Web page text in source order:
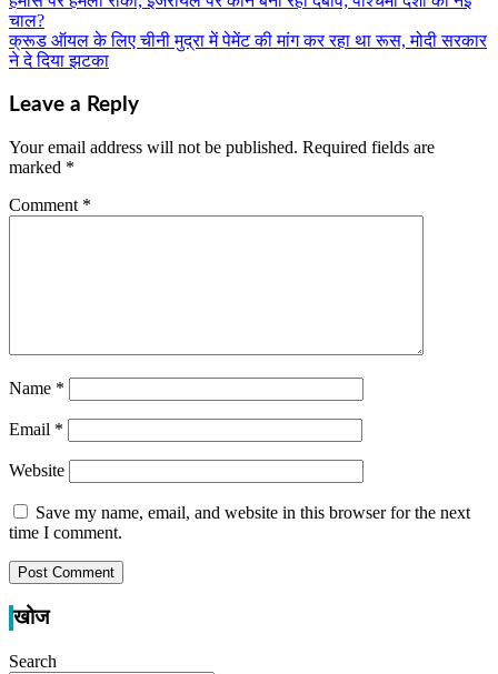
Post
navigation
चाल?
क्रूड ऑयल के लिए चीनी मुद्रा में पेमेंट की मांग कर रहा था रूस, मोदी सरकार
ने दे दिया झटका
Leave a Reply
Your email address will not be published. Required fields are
marked *
Comment *
Name *
Email *
Website
Save my name, email, and website in this browser for the next
time I comment.
खोज
Search